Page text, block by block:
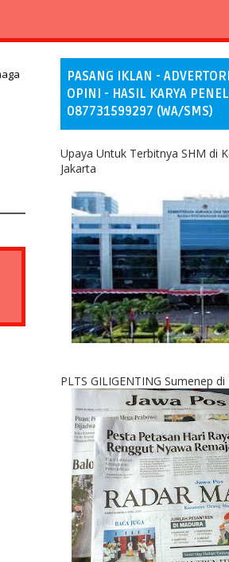
PASANG IKLAN -
OPINI - HASIL KARYA
087731599297 (WA/SMS)
Upaya Untuk Terbitnya SHM di
Jakarta
PLTS GILIGENTING Sumenep